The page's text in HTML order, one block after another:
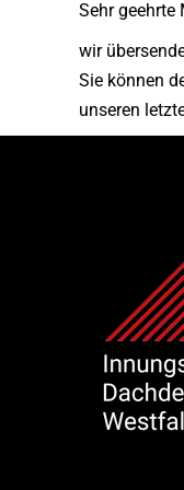
Sehr geehrte
wir
Sie können
unseren